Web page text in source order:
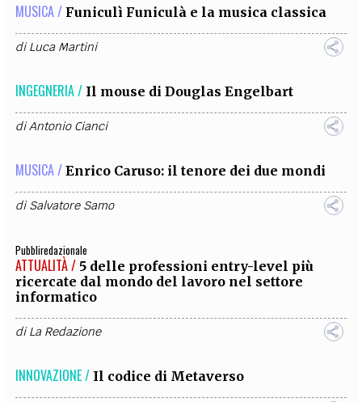
MUSICA / Funiculì Funiculà e la musica classica
diLuca Martini
INGEGNERIA / Il mouse di Douglas Engelbart
diAntonio Cianci
MUSICA / Enrico Caruso: il tenore dei due mondi
diSalvatore Samo
Pubbliredazionale
ATTUALITÀ / 5 delle professioni entry-level più
ricercate dal mondo del lavoro nel settore
informatico
diLa Redazione
INNOVAZIONE / Il codice di Metaverso